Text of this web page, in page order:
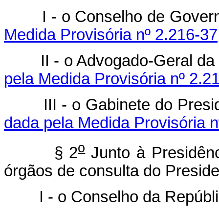
I - o Conselho
Medida Provisória nº 2.216-
II - o Advogado-
pela Medida Provisória nº
III - o Gabinete do
dada pela Medida Provisória
§ 2o Junto à
órgãos de consulta do
I - o Conselho da